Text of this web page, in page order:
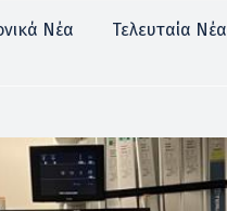
Νέα Τελευταία Νέα